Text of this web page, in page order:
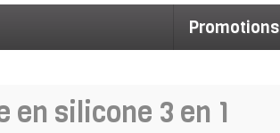
Promotions
silicone 3 en 1